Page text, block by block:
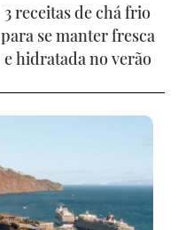
3 receitas de chá frio
para se manter fresca
e hidratada no verão